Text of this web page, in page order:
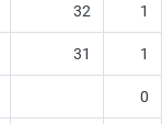
32 1
31 1
0